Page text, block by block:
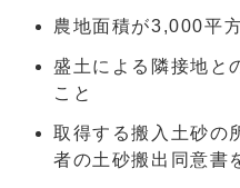
農地面積が3,000平
盛土による隣接地と
こと
取得する搬入土砂の
者の土砂搬出同意書